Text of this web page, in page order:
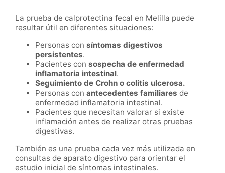
La prueba de calprotectina fecal en Melilla puede
resultar útil en diferentes situaciones:
Personas con síntomas digestivos
persistentes.
Pacientes con sospecha de enfermedad
inflamatoria intestinal.
Seguimiento de Crohn o colitis ulcerosa.
Personas con antecedentes familiares de
enfermedad inflamatoria intestinal.
Pacientes que necesitan valorar si existe
inflamación antes de realizar otras pruebas
digestivas.
También es una prueba cada vez más utilizada en
consultas de aparato digestivo para orientar el
estudio inicial de síntomas intestinales.